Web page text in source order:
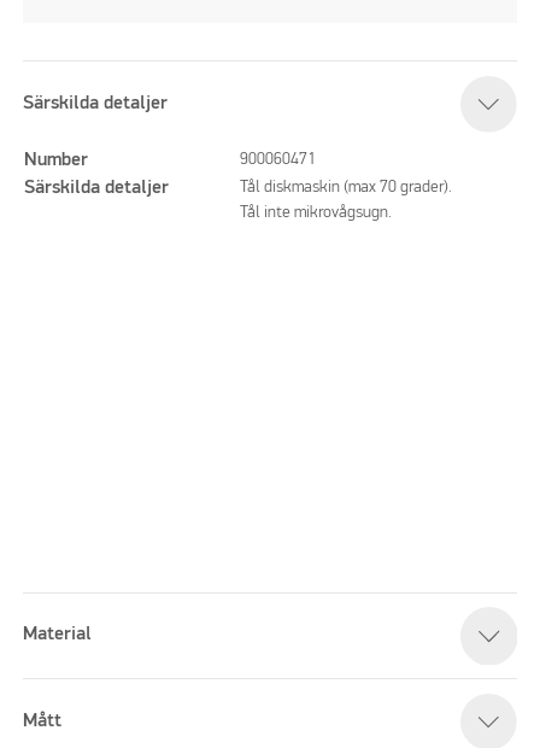
Särskilda detaljer
Number 900060471
Särskilda detaljer
Tål diskmaskin (max 70 grader).
Tål inte mikrovågsugn.
Please accept marketing cookies to watch this video
Material
Mått